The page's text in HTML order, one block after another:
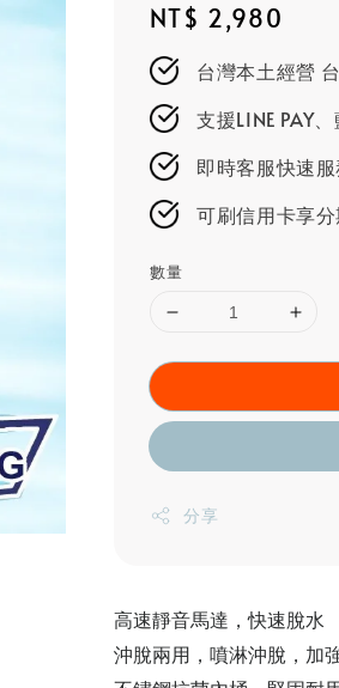
Regular
price
NT$ 2,980
台灣本土經營
支援LINE PAY
即時客服快速
可刷信用卡享
數量
分享
高速靜音馬達，快速脫水
沖脫兩用，噴淋沖脫，加